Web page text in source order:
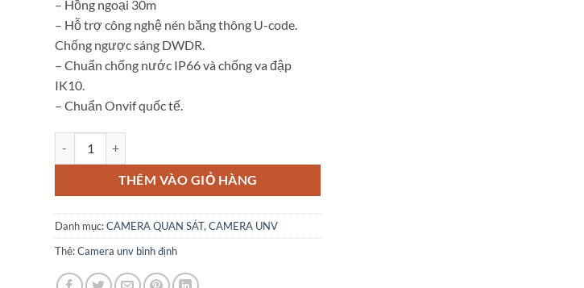
– Hồng ngoại 30m
– Hỗ trợ công nghệ nén băng thông U-code.
Chống ngược sáng DWDR.
– Chuẩn chống nước IP66 và chống va đập
IK10.
– Chuẩn Onvif quốc tế.
THÊM VÀO GIỎ HÀNG
Danh mục:CAMERA QUAN SÁT, CAMERA UNV
Thẻ:Camera unv bình định